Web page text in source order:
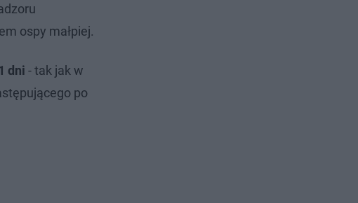
ospy małpiej.
dni - tak jak w
po